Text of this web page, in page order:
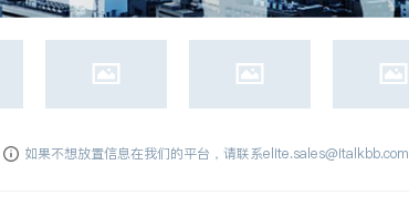
如果不想放置信息在我们的平台，请联系elite.sales@italkbb.com